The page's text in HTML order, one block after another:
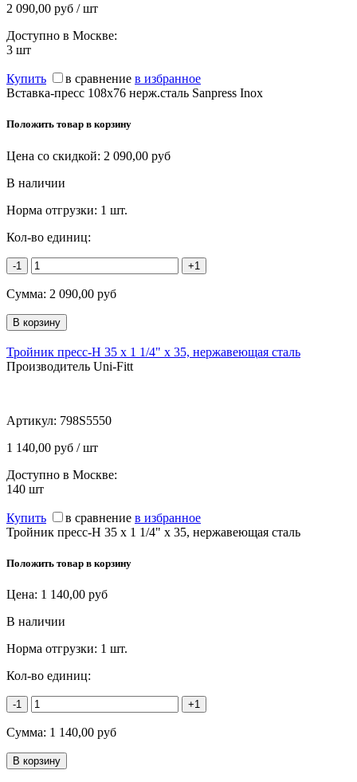
2 090,00 руб / шт
Доступно в Москве:
3 шт
Купить в сравнение в избранное
Вставка-пресс 108x76 нерж.сталь Sanpress Inox
Положить товар в корзину
Цена со скидкой: 2 090,00 руб
В наличии
Норма отгрузки: 1 шт.
Кол-во единиц:
-1 +1
Сумма: 2 090,00 руб
Тройник пресс-Н 35 х 1 1/4" х 35, нержавеющая сталь
Производитель Uni-Fitt
Артикул: 798S5550
1 140,00 руб / шт
Доступно в Москве:
140 шт
Купить в сравнение в избранное
Тройник пресс-Н 35 х 1 1/4" х 35, нержавеющая сталь
Положить товар в корзину
Цена: 1 140,00 руб
В наличии
Норма отгрузки: 1 шт.
Кол-во единиц:
-1 +1
Сумма: 1 140,00 руб